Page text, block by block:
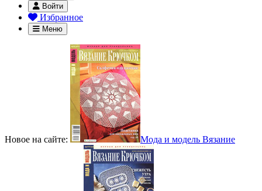
Войти
Избранное
Меню
Новое на сайте: Мода и модель Вязание